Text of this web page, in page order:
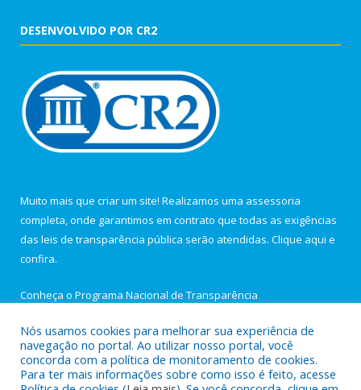
DESENVOLVIDO POR CR2
Muito mais que criar um site! Realizamos uma assessoria
completa, onde garantimos em contrato que todas as exigências
das leis de transparência pública serão atendidas. Clique aqui e
confira.
Conheça o Programa Nacional de Transparência
Todos os direitos reservados a Câmara Municipal de Igarapé-
Nós usamos cookies para melhorar sua experiência de
navegação no portal. Ao utilizar nosso portal, você
concorda com a política de monitoramento de cookies.
Para ter mais informações sobre como isso é feito, acesse